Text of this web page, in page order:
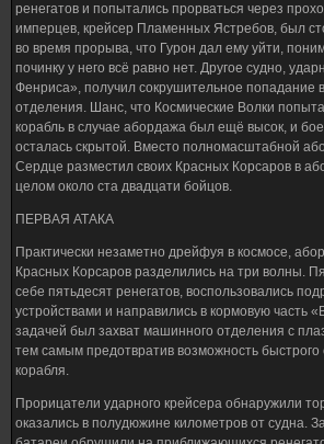
ренегатов и попытались прорваться через
имперцев, крейсер Пламенных Ястребов, был
во время прорыва, что Гурон дал ему уйти,
починку у него всё равно нет. Другое судно,
Фенриса», получил сокрушительное попадание
отделения. Шанс, что Космические Волки
корабль в случае абордажа был ещё высок, и
осталась скрытой. Вместо полномасштабной
Сердце разместил своих Красных Корсаров в
целом около ста двадцати бойцов.
ПЕРВАЯ АТАКА
Практически незаметно дрейфуя в космосе,
Красных Корсаров разделились на три волны.
себе пятьдесят ренегатов, воспользовались
устройствами и направились в кормовую часть
задачей был захват машинного отделения с
тем самым предотвратив возможность
корабля.
Прорицатели ударного крейсера обнаружили
оказались в полудюжине километров от судна.